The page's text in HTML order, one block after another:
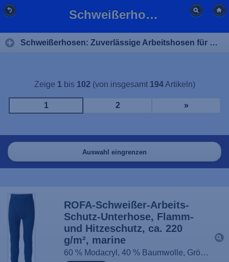
Schweißerhose: Arbeitshosen für Schweißer online kaufen
Schweißerhosen: Zuverlässige Arbeitshosen für Schweißer
Zeige 1bis 102 (von insgesamt 194Artikeln)
1 2 »
Auswahl eingrenzen
ROFA-Schweißer-Arbeits-
Schutz-Unterhose, Flamm-
und Hitzeschutz, ca. 220
g/m², marine
60 % Modacryl, 40 % Baumwolle, Größe: S-3XL